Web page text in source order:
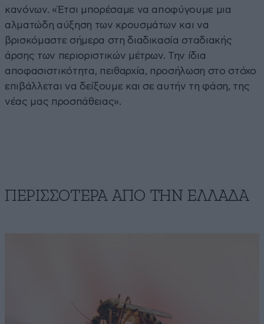
κανόνων. «Έτσι μπορέσαμε να αποφύγουμε μια
αλματώδη αύξηση των κρουσμάτων και να
βρισκόμαστε σήμερα στη διαδικασία σταδιακής
άρσης των περιοριστικών μέτρων. Την ίδια
αποφασιστικότητα, πειθαρχία, προσήλωση στο στόχο
επιβάλλεται να δείξουμε και σε αυτήν τη φάση, της
νέας μας προσπάθειας».
ΠΕΡΙΣΣΟΤΕΡΑ ΑΠΟ ΤΗΝ ΕΛΛΑΔΑ